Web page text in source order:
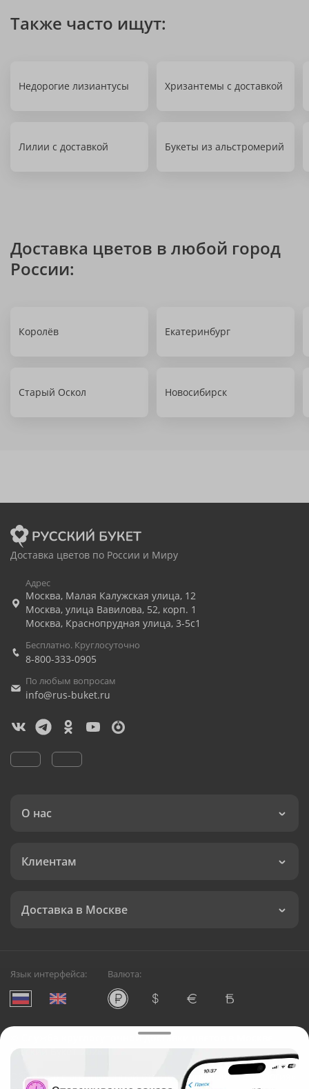
Также часто ищут:
Недорогие лизиантусы Хризантемы с доставкой
Лилии с доставкой Букеты из альстромерий
Доставка цветов в любой город
России:
Королёв Екатеринбург
Старый Оскол Новосибирск
Доставка цветов по России и Миру
Адрес
Москва, Малая Калужская улица, 12
Москва, улица Вавилова, 52, корп. 1
Москва, Краснопрудная улица, 3-5с1
Бесплатно. Круглосуточно
8-800-333-0905
По любым вопросам
info@rus-buket.ru
О нас
Клиентам
Доставка в Москве
Язык интерфейса: Валюта:
Служба круглосуточной доставки цветов в Москве
Русский Букет, 2026
Общество с ограниченной ответственностью «Технология»